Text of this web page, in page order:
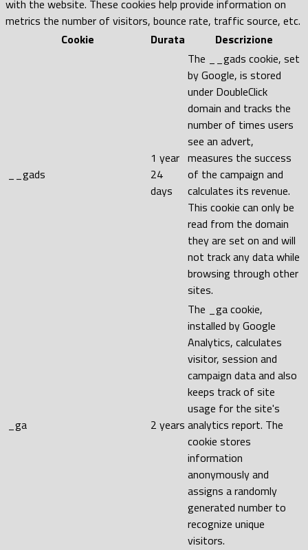
with the website. These cookies help provide information on
metrics the number of visitors, bounce rate, traffic source, etc.
Cookie
Durata Descrizione
__gads
1 year
24
days
The __gads cookie, set
by Google, is stored
under DoubleClick
domain and tracks the
number of times users
see an advert,
measures the success
of the campaign and
calculates its revenue.
This cookie can only be
read from the domain
they are set on and will
not track any data while
browsing through other
sites.
_ga 2 years
The _ga cookie,
installed by Google
Analytics, calculates
visitor, session and
campaign data and also
keeps track of site
usage for the site's
analytics report. The
cookie stores
information
anonymously and
assigns a randomly
generated number to
recognize unique
visitors.